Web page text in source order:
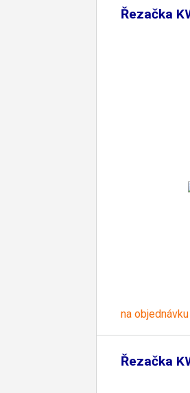
Řezačka
na objednávku
Řezačka